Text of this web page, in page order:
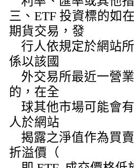
三、ETF 投資標的如
期貨交易，發
係以該國
的，在全
人於網站
折溢價（